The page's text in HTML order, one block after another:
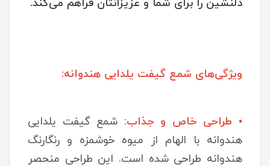
دلنشین را برای شما و عزیزانتان فراهم می‌کند.
ویژگی‌های شمع گیفت یلدایی هندوانه:
• طراحی خاص و جذاب: شمع گیفت یلدایی
هندوانه با الهام از میوه خوشمزه و رنگارنگ
هندوانه طراحی شده است. این طراحی منحصر